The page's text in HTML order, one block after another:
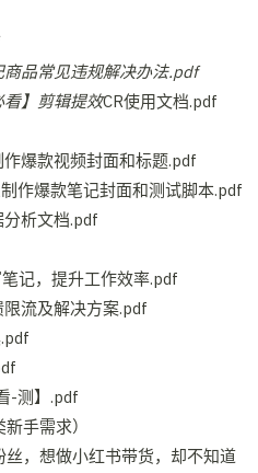
品常见违规解决办法.pdf
】剪辑提效CR使用文档.pdf
爆款视频封面和标题.pdf
作爆款笔记封面和测试脚本.pdf
析文档.pdf
记，提升工作效率.pdf
流及解决方案.pdf
-测】.pdf
手需求）
，想做小红书带货，却不知道